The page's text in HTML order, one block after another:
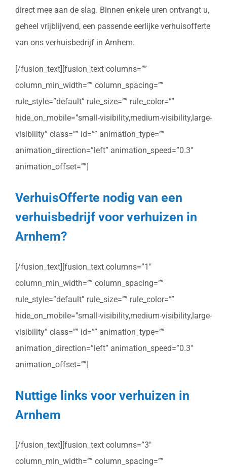
direct mee aan de slag. Binnen enkele uren ontvangt u,
geheel vrijblijvend, een passende eerlijke verhuisofferte
van ons verhuisbedrijf in Arnhem.
[/fusion_text][fusion_text columns=””
column_min_width=”” column_spacing=””
rule_style=”default” rule_size=”” rule_color=””
hide_on_mobile=”small-visibility,medium-visibility,large-
visibility” class=”” id=”” animation_type=””
animation_direction=”left” animation_speed=”0.3″
animation_offset=””]
VerhuisOfferte nodig van een
verhuisbedrijf voor verhuizen in
Arnhem?
[/fusion_text][fusion_text columns=”1″
column_min_width=”” column_spacing=””
rule_style=”default” rule_size=”” rule_color=””
hide_on_mobile=”small-visibility,medium-visibility,large-
visibility” class=”” id=”” animation_type=””
animation_direction=”left” animation_speed=”0.3″
animation_offset=””]
Nuttige links voor verhuizen in
Arnhem
[/fusion_text][fusion_text columns=”3″
column_min_width=”” column_spacing=””